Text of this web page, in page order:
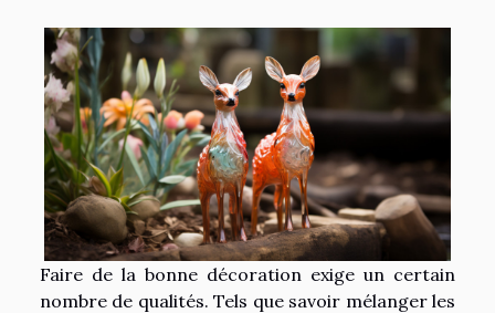
Faire de la bonne décoration exige un certain
nombre de qualités. Tels que savoir mélanger les